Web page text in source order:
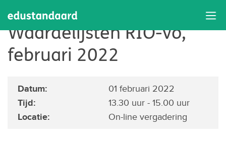
Beheergroep
Waardelijsten RIO-vo,
februari 2022
Datum: 01 februari 2022
Tijd: 13.30 uur - 15.00 uur
Locatie: On-line vergadering